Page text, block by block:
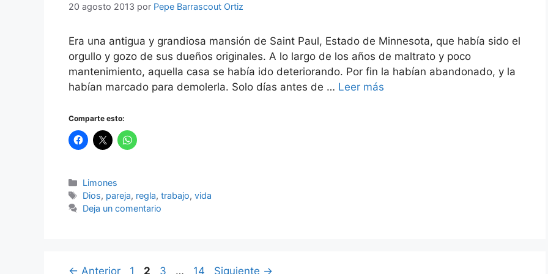
20 agosto 2013 por Pepe Barrascout Ortiz
Era una antigua y grandiosa mansión de Saint Paul, Estado de Minnesota, que había sido el
orgullo y gozo de sus dueños originales. A lo largo de los años de maltrato y poco
mantenimiento, aquella casa se había ido deteriorando. Por fin la habían abandonado, y la
habían marcado para demolerla. Solo días antes de … Leer más
Comparte esto:
Categorías
Limones
Etiquetas
Dios, pareja, regla,trabajo,vida
Deja un comentario
← Anterior Página
1 Página
2 Página
3 … Página
14 Siguiente →